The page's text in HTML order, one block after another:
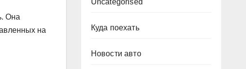
Она
на
Uncategorised
Куда поехать
Новости авто